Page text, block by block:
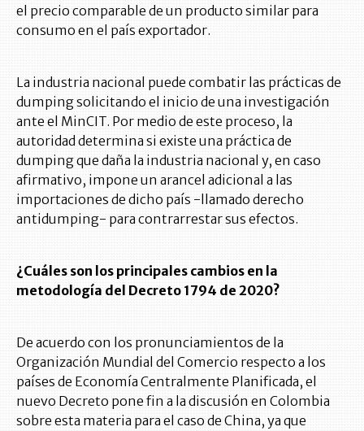
el precio comparable de un producto similar para
consumo en el país exportador.
La industria nacional puede combatir las prácticas de
dumping solicitando el inicio de una investigación
ante el MinCIT. Por medio de este proceso, la
autoridad determina si existe una práctica de
dumping que daña la industria nacional y, en caso
afirmativo, impone un arancel adicional a las
importaciones de dicho país -llamado derecho
antidumping- para contrarrestar sus efectos.
¿Cuáles son los principales cambios en la
metodología del Decreto 1794 de 2020?
De acuerdo con los pronunciamientos de la
Organización Mundial del Comercio respecto a los
países de Economía Centralmente Planificada, el
nuevo Decreto pone fin a la discusión en Colombia
sobre esta materia para el caso de China, ya que